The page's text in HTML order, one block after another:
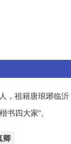
，祖籍唐琅琊临
四大家”。
卿